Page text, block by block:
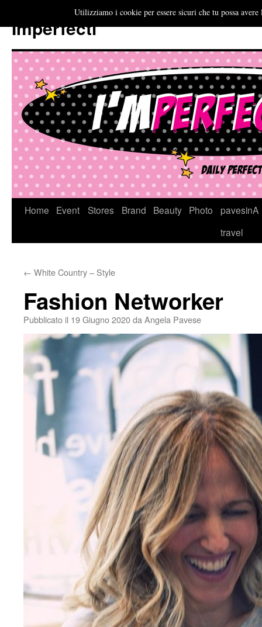
Imperfecti
VaiHome Event Stores Brand Beauty Photo
pavesinA
travel
← White Country – Style
Fashion Networker
Pubblicato il 19 Giugno 2020da Angela Pavese
Utilizziamo i cookie per essere sicuri che tu possa